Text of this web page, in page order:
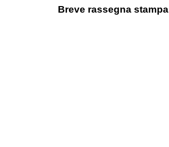
Breve rassegna stampa